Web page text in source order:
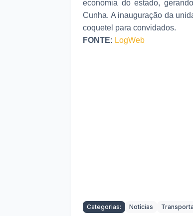
economia do estado,
Cunha. A inauguração da
coquetel para convidados.
FONTE: LogWeb
Categorias: Notícias